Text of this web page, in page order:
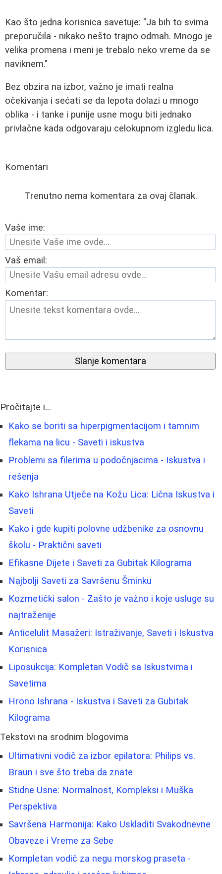
Kao što jedna korisnica savetuje: "Ja bih to svima
preporučila - nikako nešto trajno odmah. Mnogo je
velika promena i meni je trebalo neko vreme da se
naviknem."
Bez obzira na izbor, važno je imati realna
očekivanja i sećati se da lepota dolazi u mnogo
oblika - i tanke i punije usne mogu biti jednako
privlačne kada odgovaraju celokupnom izgledu lica.
Komentari
Trenutno nema komentara za ovaj članak.
Vaše ime:
Vaš email:
Komentar:
Slanje komentara
Pročitajte i...
Kako se boriti sa hiperpigmentacijom i tamnim
flekama na licu - Saveti i iskustva
Problemi sa filerima u podočnjacima - Iskustva i
rešenja
Kako Ishrana Utječe na Kožu Lica: Lična Iskustva i
Saveti
Kako i gde kupiti polovne udžbenike za osnovnu
školu - Praktični saveti
Efikasne Dijete i Saveti za Gubitak Kilograma
Najbolji Saveti za Savršenu Šminku
Kozmetički salon - Zašto je važno i koje usluge su
najtraženije
Anticelulit Masažeri: Istraživanje, Saveti i Iskustva
Korisnica
Liposukcija: Kompletan Vodič sa Iskustvima i
Savetima
Hrono Ishrana - Iskustva i Saveti za Gubitak
Kilograma
Tekstovi na srodnim blogovima
Ultimativni vodič za izbor epilatora: Philips vs.
Braun i sve što treba da znate
Stidne Usne: Normalnost, Kompleksi i Muška
Perspektiva
Savršena Harmonija: Kako Uskladiti Svakodnevne
Obaveze i Vreme za Sebe
Kompletan vodič za negu morskog praseta -